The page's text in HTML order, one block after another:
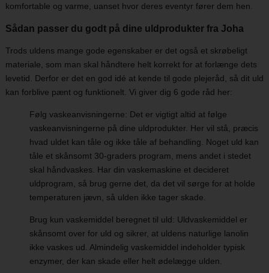
komfortable og varme, uanset hvor deres eventyr fører dem hen.
Sådan passer du godt på dine uldprodukter fra Joha
Trods uldens mange gode egenskaber er det også et skrøbeligt
materiale, som man skal håndtere helt korrekt for at forlænge dets
levetid. Derfor er det en god idé at kende til gode plejeråd, så dit uld
kan forblive pænt og funktionelt. Vi giver dig 6 gode råd her:
Følg vaskeanvisningerne: Det er vigtigt altid at følge
vaskeanvisningerne på dine uldprodukter. Her vil stå, præcis
hvad uldet kan tåle og ikke tåle af behandling. Noget uld kan
tåle et skånsomt 30-graders program, mens andet i stedet
skal håndvaskes. Har din vaskemaskine et decideret
uldprogram, så brug gerne det, da det vil sørge for at holde
temperaturen jævn, så ulden ikke tager skade.
Brug kun vaskemiddel beregnet til uld: Uldvaskemiddel er
skånsomt over for uld og sikrer, at uldens naturlige lanolin
ikke vaskes ud. Almindelig vaskemiddel indeholder typisk
enzymer, der kan skade eller helt ødelægge ulden.